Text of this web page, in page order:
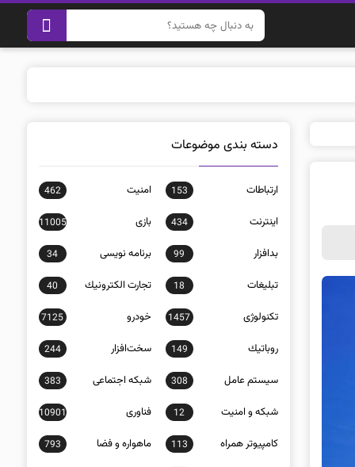
دسته بندی موضوعات
ارتباطات 153 امنيت 462
اينترنت 434 بازی 11005
بدافزار 99 برنامه نويسی 34
تبلیغات 18 تجارت الكترونيك 40
تکنولوژی 1457 خودرو 7125
روباتيك 149 سخت‌افزار 244
سيستم عامل 308 شبكه اجتماعی 383
شبكه و امنيت 12 فناوری 10901
كامپيوتر همراه 113 ماهواره و فضا 793